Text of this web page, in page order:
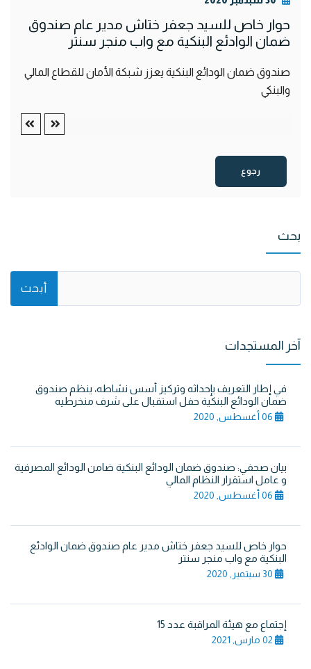
حوار خاص للسيد جعفر ختاش مدير عام صندوق
ضمان الوادئع البنكية مع واب منجر سنتر
صندوق ضمان الودائع البنكية يعزز شبكة الأمان للقطاع المالي
والبنكي
رجوع
بحث
آخر المستجدات
في إطار التعريف بإحداثه وتركيز أسس نشاطه، ينظم صندوق
ضمان الودائع البنكية حفل استقبال على شرف منخرطيه
06 أغسطس, 2020
بيان صحفي: صندوق ضمان الودائع البنكية ضامن الودائع المصرفية
و عامل استقرار النظام المالي
06 أغسطس, 2020
حوار خاص للسيد جعفر ختاش مدير عام صندوق ضمان الوادئع
البنكية مع واب منجر سنتر
30 سبتمبر, 2020
إجتماع مع هيئة المراقبة عدد 15
02 مارس, 2021